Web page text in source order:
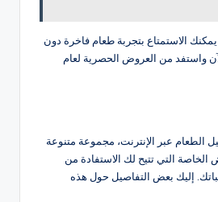
يمكنك الاستمتاع بتجربة طعام فاخرة دون
واستفد من العروض الحصرية لعام
الطعام عبر الإنترنت، مجموعة متنوعة
التي تتيح لك الاستفادة من
إليك بعض التفاصيل حول هذه